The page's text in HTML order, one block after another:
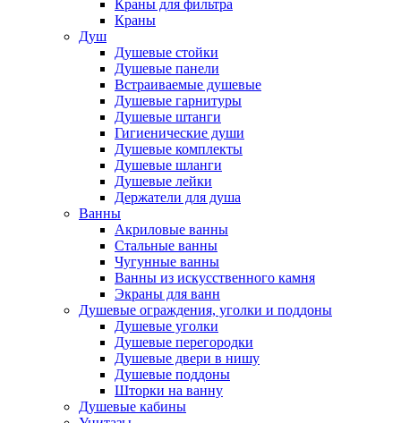
Краны для фильтра
Краны
Душ
Душевые стойки
Душевые панели
Встраиваемые душевые
Душевые гарнитуры
Душевые штанги
Гигиенические души
Душевые комплекты
Душевые шланги
Душевые лейки
Держатели для душа
Ванны
Акриловые ванны
Стальные ванны
Чугунные ванны
Ванны из искусственного камня
Экраны для ванн
Душевые ограждения, уголки и поддоны
Душевые уголки
Душевые перегородки
Душевые двери в нишу
Душевые поддоны
Шторки на ванну
Душевые кабины